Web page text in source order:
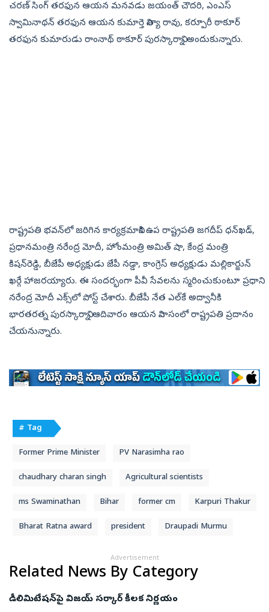
చరణ్‌ సింగ్‌ తరఫున ఆయన మనవడు జయంత్‌ చౌదరి, ఎంఎస్‌
స్వామినాథన్‌ తరఫున ఆయన కుమార్తె నిత్యా రావు, కర్పూరీ ఠాకూర్‌
తరఫున కుమారుడు రాంనాథ్‌ ఠాకూర్‌ పురస్కారాన్ని అందుకున్నారు.
రాష్ట్రపతి భవన్‌లో జరిగిన కార్యక్రమానికి ఉప రాష్ట్రపతి జగదీప్‌ ధన్‌ఖడ్,
ప్రధానమంత్రి నరేంద్ర మోదీ, హోంమంత్రి అమిత్‌ షా, కేంద్ర మంత్రి
కిషన్‌రెడ్డి, బీజేపీ అధ్యక్షుడు జేపీ నడ్డా, కాంగ్రెస్‌ అధ్యక్షుడు మల్లికార్జున్‌
ఖర్గే హాజరయ్యారు. ఈ సందర్భంగా పీవీ సేవలను స్మరించుకుంటూ ప్రధాని
నరేంద్ర మోదీ ఎక్స్‌లో పోస్ట్‌ చేశారు. బీజేపీ నేత ఎల్‌కే అద్వానీకి
భారతరత్న పురస్కారాన్ని ఆదివారం ఆయన నివాసంలో రాష్ట్రపతి ప్రదానం
చేయనున్నారు.
# Tag
Former Prime Minister PV Narasimha rao
chaudhary charan singh Agricultural scientists
ms Swaminathan Bihar former cm Karpuri Thakur
Bharat Ratna award president Draupadi Murmu
Advertisement
Related News By Category
డీలిమిటేషన్‌పై విజయ్‌ సర్కార్‌ కీలక నిర్ణయం